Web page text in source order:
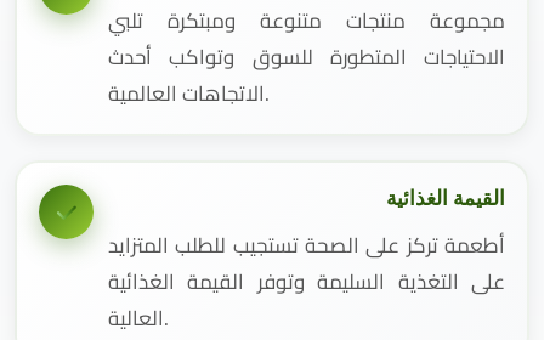
مجموعة منتجات متنوعة ومبتكرة تلبي
الاحتياجات المتطورة للسوق وتواكب أحدث
الاتجاهات العالمية.
القيمة الغذائية
أطعمة تركز على الصحة تستجيب للطلب المتزايد
على التغذية السليمة وتوفر القيمة الغذائية
العالية.